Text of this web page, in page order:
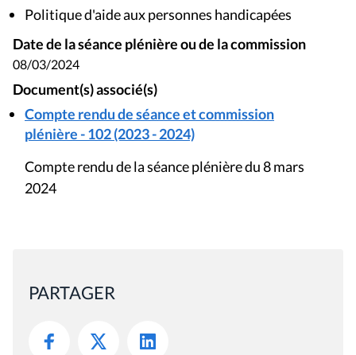
Politique d'aide aux personnes handicapées
Date de la séance plénière ou de la commission
08/03/2024
Document(s) associé(s)
Compte rendu de séance et commission
plénière - 102 (2023 - 2024)
Compte rendu de la séance plénière du 8 mars
2024
PARTAGER